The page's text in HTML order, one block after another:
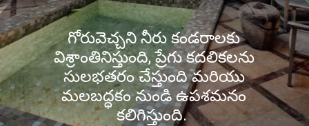
గోరువెచ్చని నీరు కండరాలకు
విశ్రాంతినిస్తుంది, ప్రేగు కదలికలను
సులభతరం చేస్తుంది మరియు
మలబద్ధకం నుండి ఉపశమనం
కలిగిస్తుంది.